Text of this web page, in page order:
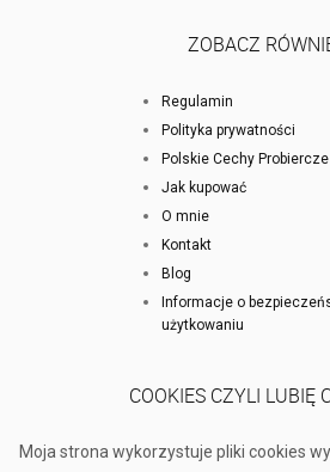
ZOBACZ
Regulamin
Polityka prywatności
Polskie Cechy Probiercze
Jak kupować
O mnie
Kontakt
Blog
Informacje o
użytkowaniu
COOKIES CZYLI LUBIĘ
Moja strona wykorzystuje pliki cookies